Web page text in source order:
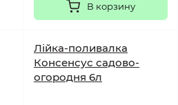
В корзину
Лійка-поливалка
Консенсус садово-
огородня 6л